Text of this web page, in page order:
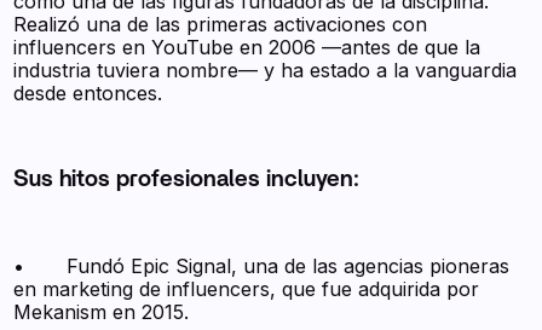
Realizó una de las primeras activaciones con
influencers en YouTube en 2006 —antes de que la
industria tuviera nombre— y ha estado a la vanguardia
desde entonces.
Sus hitos profesionales incluyen:
• Fundó Epic Signal, una de las agencias pioneras
en marketing de influencers, que fue adquirida por
Mekanism en 2015.